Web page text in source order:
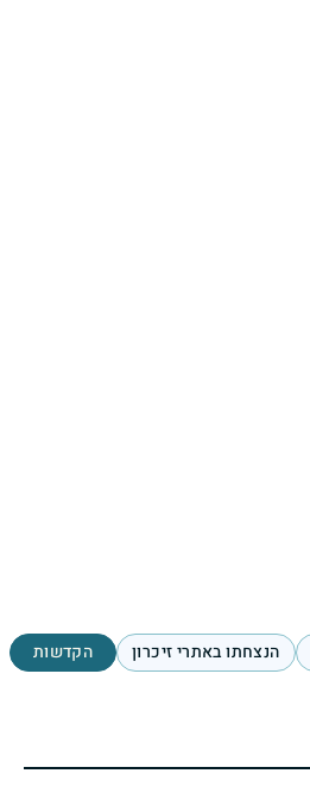
הנצחתו באתרי זיכרון הקדשות